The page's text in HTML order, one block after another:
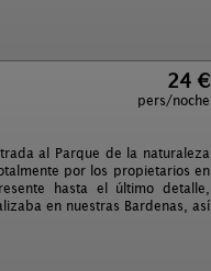
24 €
pers/noche
al Parque de la naturaleza
por los propietarios en
hasta el último detalle,
en nuestras Bardenas, así